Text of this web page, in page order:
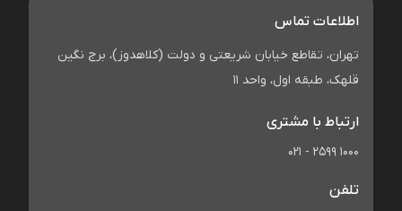
اطلاعات تماس
تهران، تقاطع خیابان شریعتی و دولت (کلاهدوز)، برج نگین
قلهک، طبقه اول، واحد 11
ارتباط با مشتری
021 - 2599 1000
تلفن